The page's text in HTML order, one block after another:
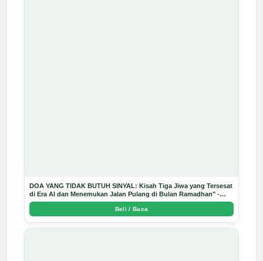
DOA YANG TIDAK BUTUH SINYAL: Kisah Tiga Jiwa yang Tersesat
di Era AI dan Menemukan Jalan Pulang di Bulan Ramadhan" -
Arda Dinata
Beli / Baca